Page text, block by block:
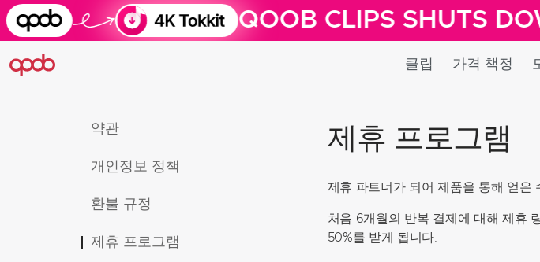
QOOB CLIPS SHUTS
클립 가격 책정
약관
개인정보 정책
환불 규정
제휴 프로그램
제휴 프로그램
제휴 파트너가 되어 제품을 통해 얻은
처음 6개월의 반복 결제에 대해 제휴
50%를 받게 됩니다.